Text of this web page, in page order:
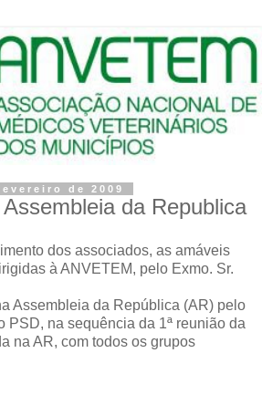
de 2009
da Republica
dos associados, as amáveis
à ANVETEM, pelo Exmo. Sr.
Assembleia da República (AR) pelo
PSD, na sequência da 1ª reunião da
na AR, com todos os grupos